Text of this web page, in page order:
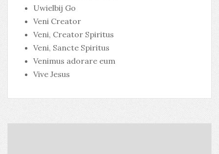
Uwielbij Go
Veni Creator
Veni, Creator Spiritus
Veni, Sancte Spiritus
Venimus adorare eum
Vive Jesus